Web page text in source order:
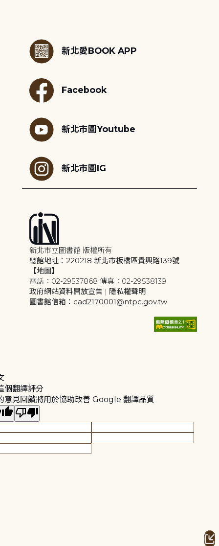
新北愛BOOK APP
Facebook
新北市圖Youtube
新北市圖IG
新北市立圖書館 版權所有
總館地址：220218 新北市板橋區貴興路139號
【地圖】
電話：02-29537868 傳真：02-29538139
政府網站資料開放宣告 | 隱私權聲明
圖書館信箱：cad2170001@ntpc.gov.tw
個翻譯評分
意見回饋將用於協助改善 Google 翻譯品質